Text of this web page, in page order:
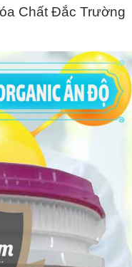
Chất Đắc Trường